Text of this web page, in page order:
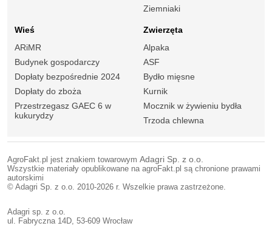
Ziemniaki
Wieś
ARiMR
Budynek gospodarczy
Dopłaty bezpośrednie 2024
Dopłaty do zboża
Przestrzegasz GAEC 6 w
kukurydzy
Zwierzęta
Alpaka
ASF
Bydło mięsne
Kurnik
Mocznik w żywieniu bydła
Trzoda chlewna
AgroFakt.pl jest znakiem towarowym Adagri Sp. z o.o.
Wszystkie materiały opublikowane na agroFakt.pl są chronione prawami
autorskimi
© Adagri Sp. z o.o. 2010-2026 r. Wszelkie prawa zastrzeżone.
Adagri sp. z o.o.
ul. Fabryczna 14D, 53-609 Wrocław